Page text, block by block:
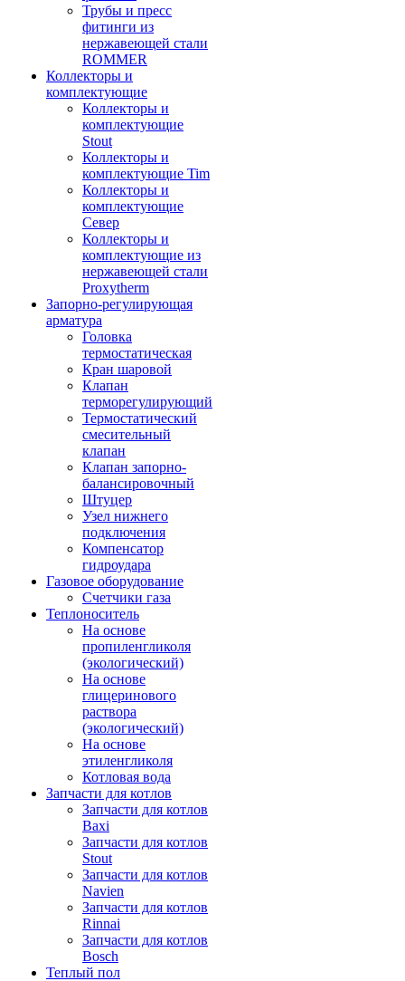
Трубы и пресс
фитинги из
нержавеющей стали
ROMMER
Коллекторы и
комплектующие
Коллекторы и
комплектующие
Stout
Коллекторы и
комплектующие Tim
Коллекторы и
комплектующие
Север
Коллекторы и
комплектующие из
нержавеющей стали
Proxytherm
Запорно-регулирующая
арматура
Головка
термостатическая
Кран шаровой
Клапан
терморегулирующий
Термостатический
смесительный
клапан
Клапан запорно-
балансировочный
Штуцер
Узел нижнего
подключения
Компенсатор
гидроудара
Газовое оборудование
Счетчики газа
Теплоноситель
На основе
пропиленгликоля
(экологический)
На основе
глицеринового
раствора
(экологический)
На основе
этиленгликоля
Котловая вода
Запчасти для котлов
Запчасти для котлов
Baxi
Запчасти для котлов
Stout
Запчасти для котлов
Navien
Запчасти для котлов
Rinnai
Запчасти для котлов
Bosch
Теплый пол